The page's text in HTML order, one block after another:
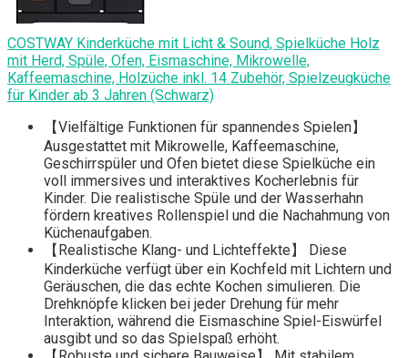
COSTWAY Kinderküche mit Licht & Sound, Spielküche Holz
mit Herd, Spüle, Ofen, Eismaschine, Mikrowelle,
Kaffeemaschine, Holzüche inkl. 14 Zubehör, Spielzeugküche
für Kinder ab 3 Jahren (Schwarz)
【Vielfältige Funktionen für spannendes Spielen】
Ausgestattet mit Mikrowelle, Kaffeemaschine,
Geschirrspüler und Ofen bietet diese Spielküche ein
voll immersives und interaktives Kocherlebnis für
Kinder. Die realistische Spüle und der Wasserhahn
fördern kreatives Rollenspiel und die Nachahmung von
Küchenaufgaben.
【Realistische Klang- und Lichteffekte】 Diese
Kinderküche verfügt über ein Kochfeld mit Lichtern und
Geräuschen, die das echte Kochen simulieren. Die
Drehknöpfe klicken bei jeder Drehung für mehr
Interaktion, während die Eismaschine Spiel-Eiswürfel
ausgibt und so das Spielspaß erhöht.